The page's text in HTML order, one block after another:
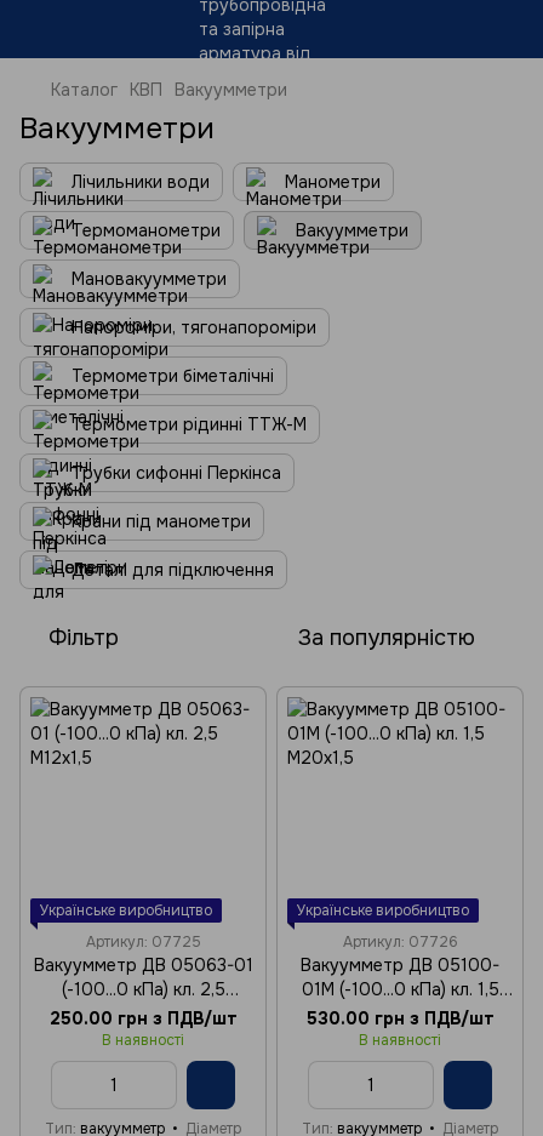
Каталог КВП Вакуумметри
Вакуумметри
Лічильники води Манометри
Термоманометри Вакуумметри
Мановакуумметри
Напороміри, тягонапороміри
Термометри біметалічні
Термометри рідинні ТТЖ-М
Трубки сифонні Перкінса
Крани під манометри
Деталі для підключення
Фільтр За популярністю
Українське виробництво
Артикул: 07725
Вакуумметр ДВ 05063-01
(-100...0 кПа) кл. 2,5
М12х1,5
250.00 грн з ПДВ/шт
В наявності
Тип вакуумметр
Діаметр
Українське виробництво
Артикул: 07726
Вакуумметр ДВ 05100-
01М (-100...0 кПа) кл. 1,5
М20х1,5
530.00 грн з ПДВ/шт
В наявності
Тип вакуумметр
Діаметр